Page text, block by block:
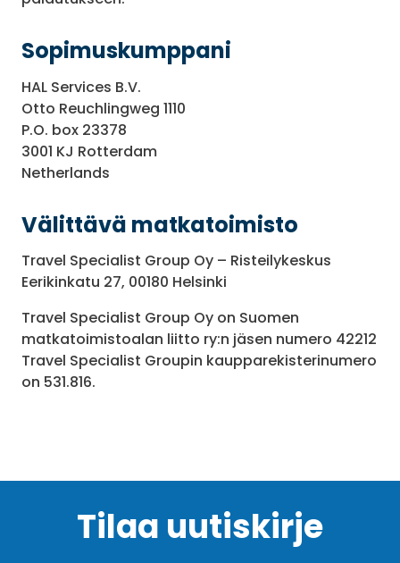
Sopimuskumppani
HAL Services B.V.
Otto Reuchlingweg 1110
P.O. box 23378
3001 KJ Rotterdam
Netherlands
Välittävä matkatoimisto
Travel Specialist Group Oy – Risteilykeskus
Eerikinkatu 27, 00180 Helsinki
Travel Specialist Group Oy on Suomen
matkatoimistoalan liitto ry:n jäsen numero 42212
Travel Specialist Groupin kaupparekisterinumero
on 531.816.
Tilaa uutiskirje